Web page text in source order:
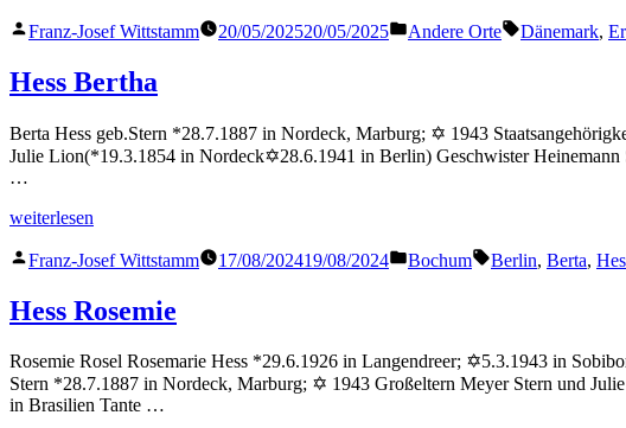
Veröffentlicht
Franz-Josef Wittstamm 20/05/202520/05/2025
Veröffentlicht
Andere Orte Schlagwörter:
Dänemark,
Hess Bertha
Berta Hess geb.Stern *28.7.1887 in Nordeck, Marburg; ✡ 1943
Julie Lion(*19.3.1854 in Nordeck✡28.6.1941 in Berlin) Geschwister
…
„Hess
weiterlesen
Veröffentlicht
Franz-Josef Wittstamm 17/08/202419/08/2024
Veröffentlicht
Bochum Schlagwörter:
Berlin, Berta,
Hess Rosemie
Rosemie Rosel Rosemarie Hess *29.6.1926 in Langendreer; ✡5.3.1943 in
Stern *28.7.1887 in Nordeck, Marburg; ✡ 1943 Großeltern Meyer Stern und
in Brasilien Tante …